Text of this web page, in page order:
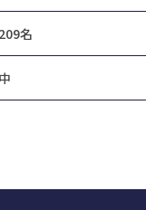
名